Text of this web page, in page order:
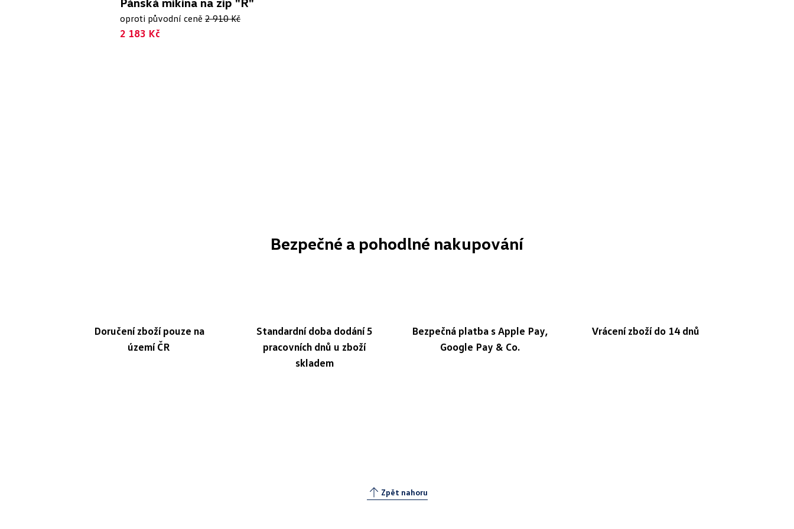
oproti původní ceně 2 910 Kč
2 183 Kč
Bezpečné a pohodlné nakupování
Doručení zboží pouze na
území ČR
Standardní doba dodání 5
pracovních dnů u zboží
skladem
Bezpečná platba s Apple Pay,
Google Pay & Co.
Vrácení zboží do 14 dnů
Zpět nahoru